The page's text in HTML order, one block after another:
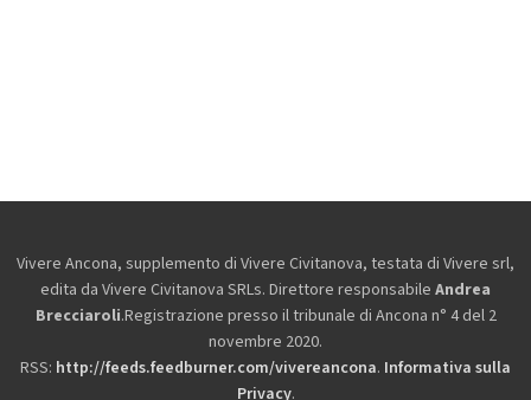
Vivere Ancona, supplemento di Vivere Civitanova, testata di Vivere srl,
edita da Vivere Civitanova SRLs. Direttore responsabile Andrea
Brecciaroli.Registrazione presso il tribunale di Ancona n° 4 del 2
novembre 2020.
RSS: http://feeds.feedburner.com/vivereancona. Informativa sulla
Privacy.